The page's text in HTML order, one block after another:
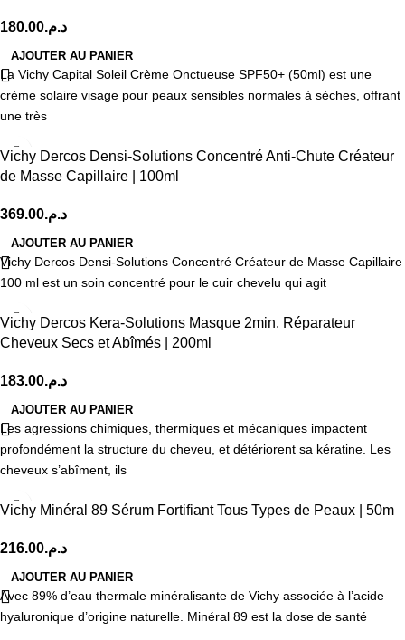
د.م.180.00
AJOUTER AU PANIER
La Vichy Capital Soleil Crème Onctueuse SPF50+ (50ml) est une
crème solaire visage pour peaux sensibles normales à sèches, offrant
une très
Vichy Dercos Densi-Solutions Concentré Anti-Chute Créateur
de Masse Capillaire | 100ml
د.م.369.00
AJOUTER AU PANIER
Vichy Dercos Densi-Solutions Concentré Créateur de Masse Capillaire
100 ml est un soin concentré pour le cuir chevelu qui agit
Vichy Dercos Kera-Solutions Masque 2min. Réparateur
Cheveux Secs et Abîmés | 200ml
د.م.183.00
AJOUTER AU PANIER
Les agressions chimiques, thermiques et mécaniques impactent
profondément la structure du cheveu, et détériorent sa kératine. Les
cheveux s’abîment, ils
Vichy Minéral 89 Sérum Fortifiant Tous Types de Peaux | 50m
د.م.216.00
AJOUTER AU PANIER
Avec 89% d’eau thermale minéralisante de Vichy associée à l’acide
hyaluronique d’origine naturelle. Minéral 89 est la dose de santé